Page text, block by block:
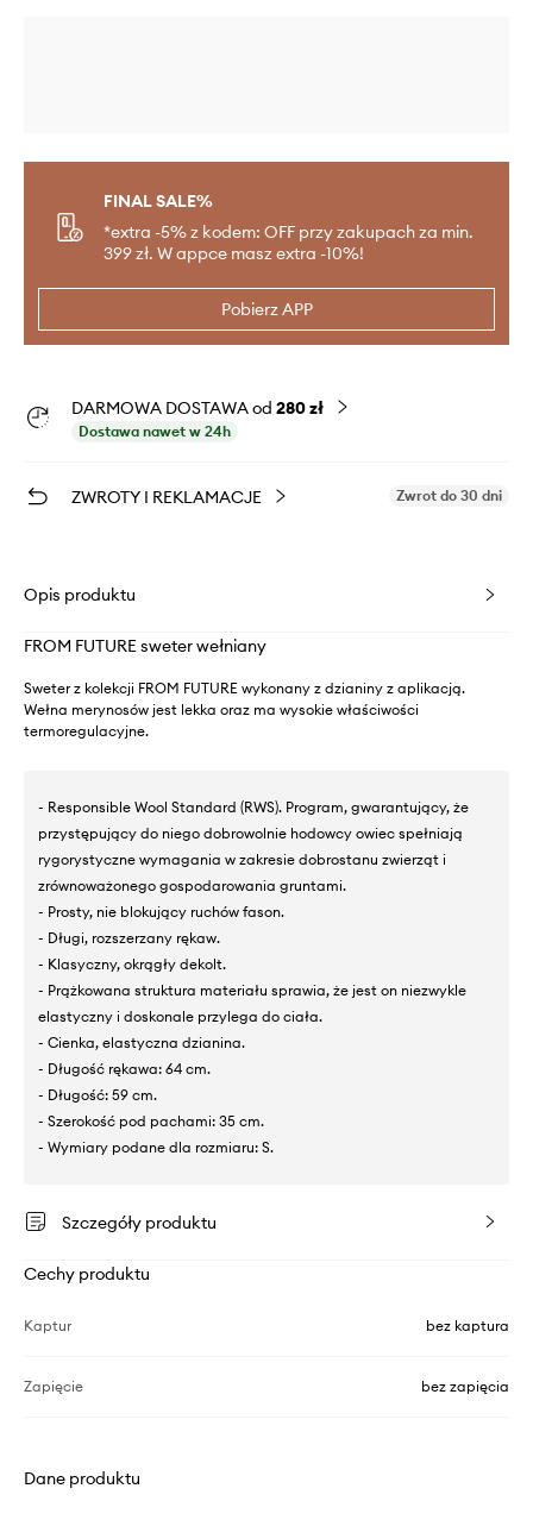
FINAL SALE%
*extra -5% z kodem: OFF przy zakupach za min.
399 zł. W appce masz extra -10%!
Pobierz APP
DARMOWA DOSTAWA od 280 zł
Dostawa nawet w 24h
ZWROTY I REKLAMACJE Zwrot do 30 dni
Opis produktu
FROM FUTURE sweter wełniany
Sweter z kolekcji FROM FUTURE wykonany z dzianiny z aplikacją.
Wełna merynosów jest lekka oraz ma wysokie właściwości
termoregulacyjne.
- Responsible Wool Standard (RWS). Program, gwarantujący, że
przystępujący do niego dobrowolnie hodowcy owiec spełniają
rygorystyczne wymagania w zakresie dobrostanu zwierząt i
zrównoważonego gospodarowania gruntami.
- Prosty, nie blokujący ruchów fason.
- Długi, rozszerzany rękaw.
- Klasyczny, okrągły dekolt.
- Prążkowana struktura materiału sprawia, że jest on niezwykle
elastyczny i doskonale przylega do ciała.
- Cienka, elastyczna dzianina.
- Długość rękawa: 64 cm.
- Długość: 59 cm.
- Szerokość pod pachami: 35 cm.
- Wymiary podane dla rozmiaru: S.
Szczegóły produktu
Cechy produktu
Kaptur bez kaptura
Zapięcie bez zapięcia
Dane produktu